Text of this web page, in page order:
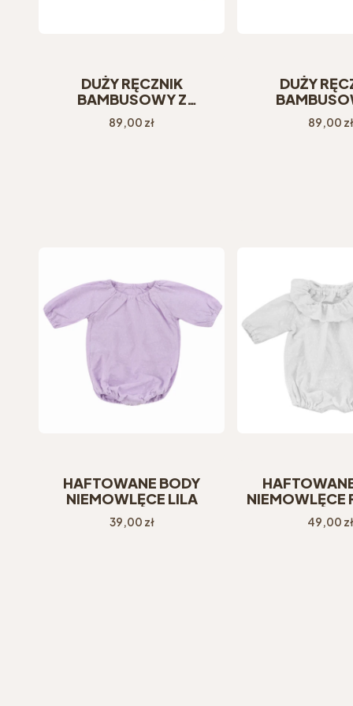
DUŻY RĘCZNIK
BAMBUSOWY Z
KAPTURKIEM
KWIATUSZKI
Cena
89,00 zł
DUŻY
KWIATUSZKI
Cena
89,00 zł
HAFTOWANE BODY
NIEMOWLĘCE LILA
Cena
39,00 zł
NIEMOWLĘCE
Z Cena
49,00 zł